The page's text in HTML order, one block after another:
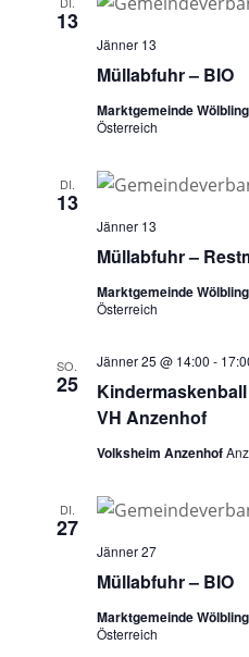
13
Müllabfuhr – BIO
Jänner 13
Marktgemeinde Wölbling
Österreich
DI.
13
Müllabfuhr –
Jänner 13
Marktgemeinde Wölbling
Österreich
SO.
25
VH Anzenhof
Jänner 25 @ 14:00 -
Volksheim Anzenhof
DI.
27
Müllabfuhr – BIO
Jänner 27
Marktgemeinde Wölbling
Österreich